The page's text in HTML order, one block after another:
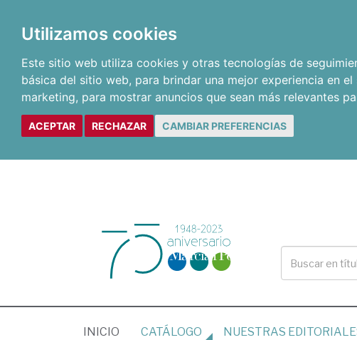
Utilizamos cookies
Este sitio web utiliza cookies y otras tecnologías de
básica del sitio web, para brindar una mejor experiencia en
marketing, para mostrar anuncios que sean más relevantes
ACEPTAR RECHAZAR CAMBIAR PREFERENCIAS
INICIO (CURRENT)
CATÁLOGO NUESTRAS